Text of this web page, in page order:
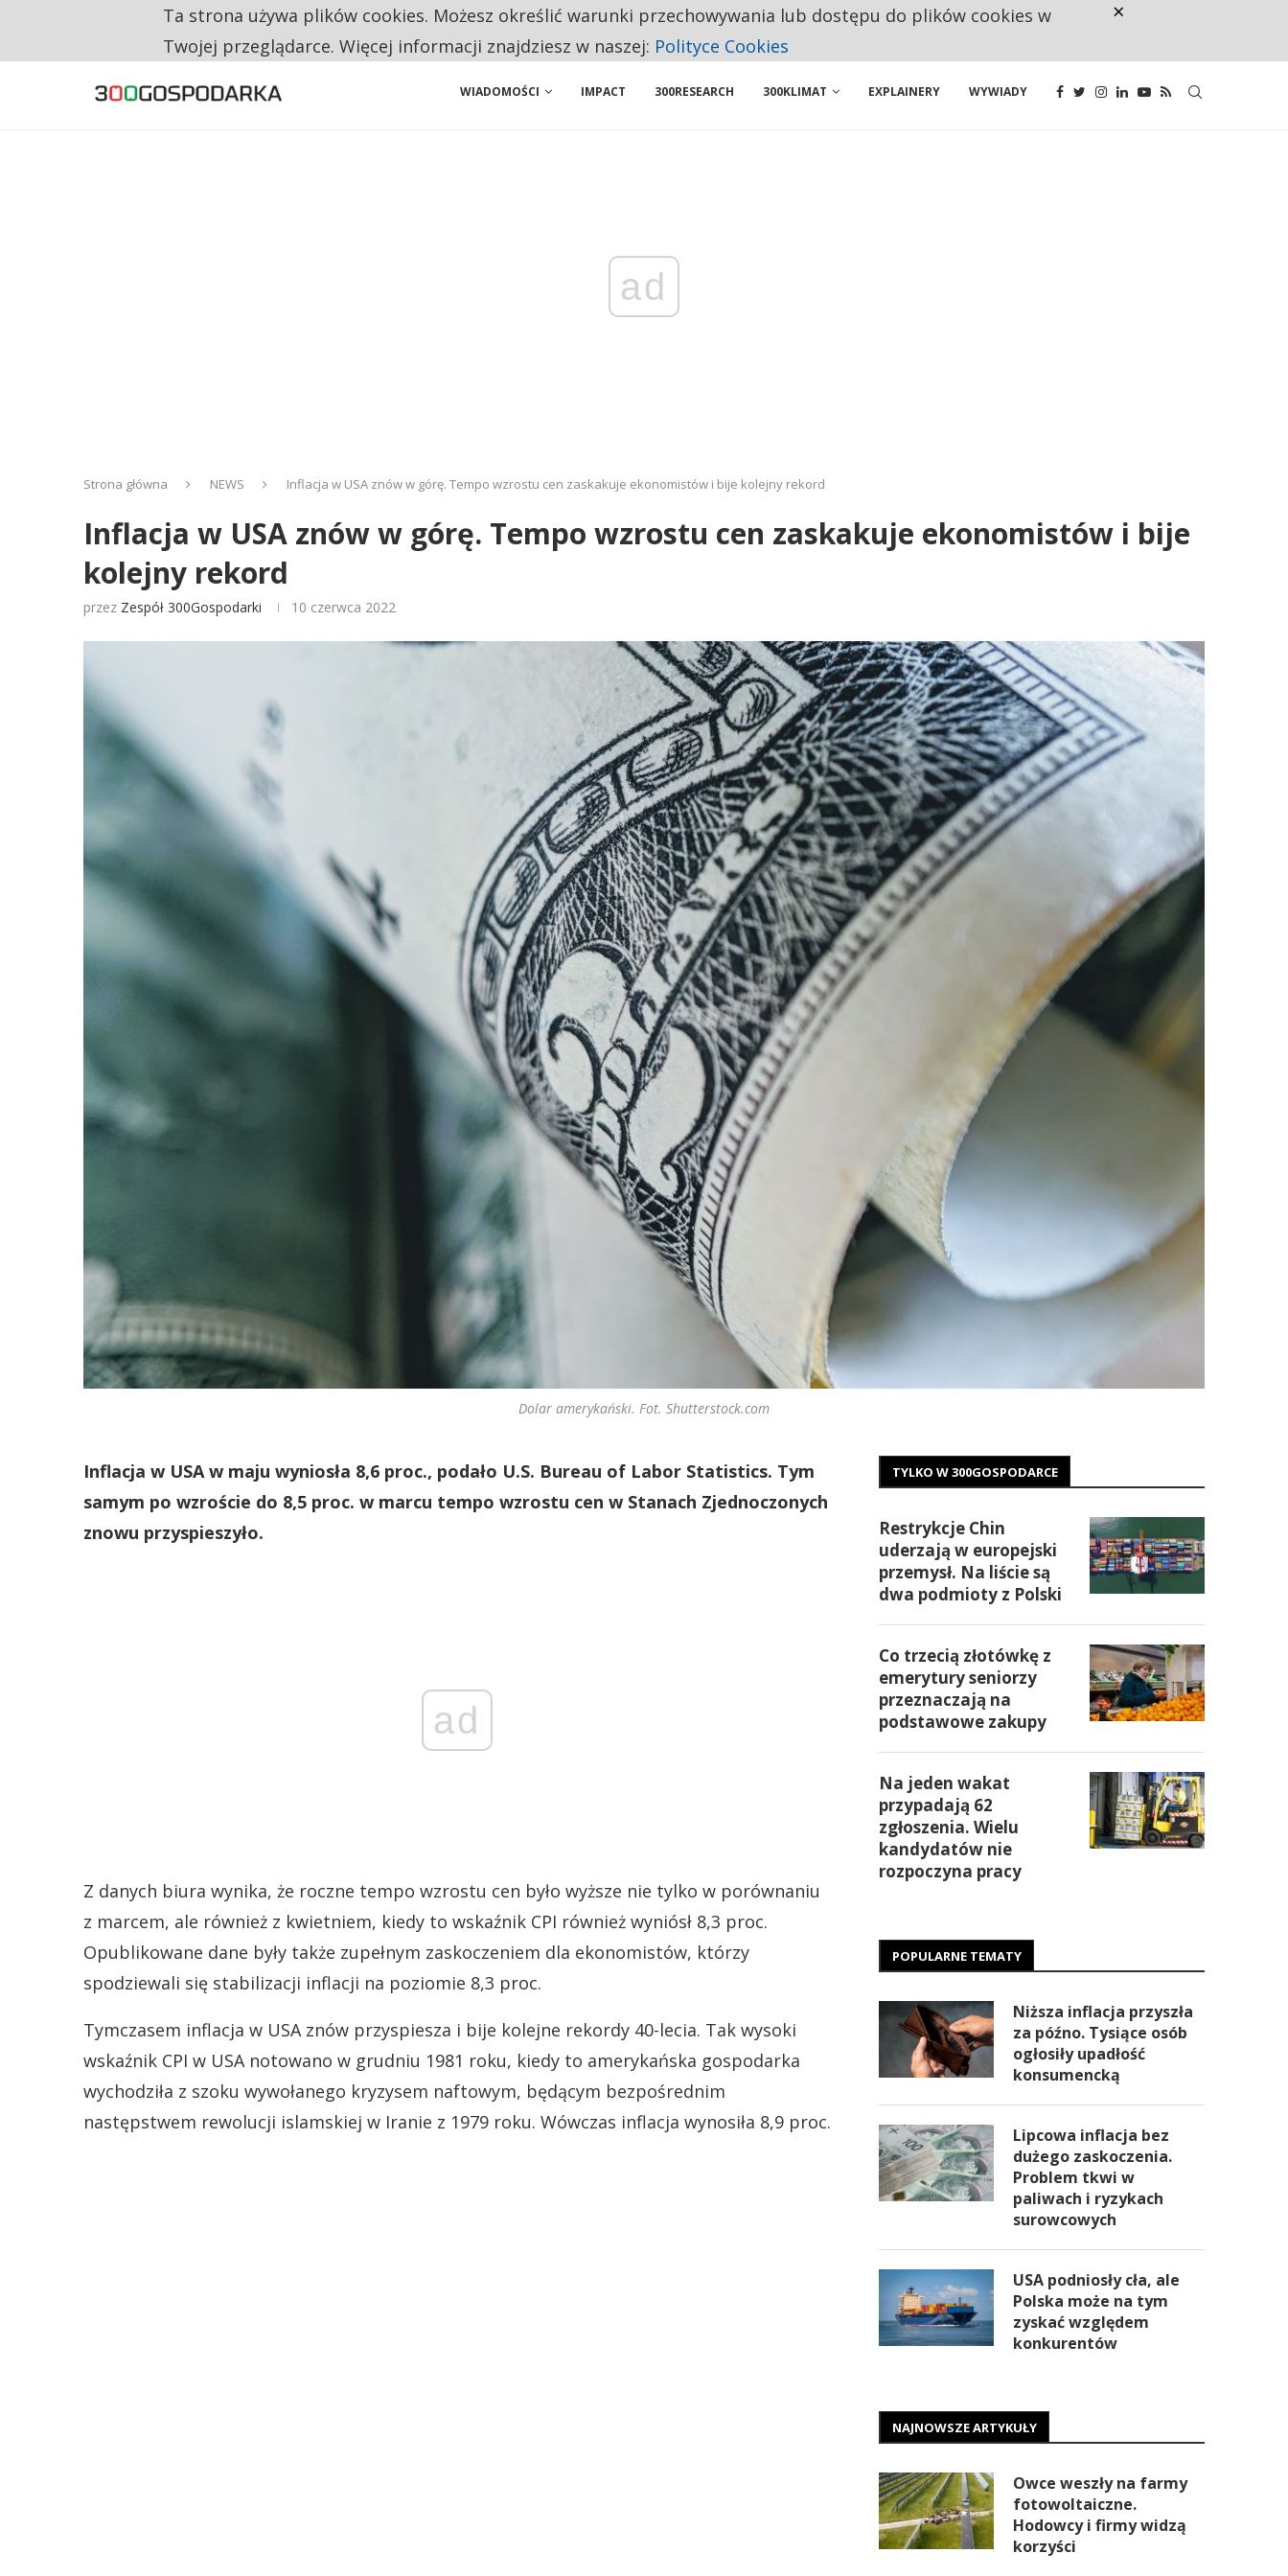
NA JEDEN WAKAT PRZYPADAJĄ 62 ZGŁOSZENIA. WIELU KANDYDATÓW NIE ROZPOCZYNA PRACY
WIADOMOŚCI IMPACT 300RESEARCH 300KLIMAT EXPLAINERY WYWIADY
ad
Strona główna NEWS Inflacja w USA znów w górę. Tempo wzrostu cen zaskakuje ekonomistów i bije kolejny rekord
Inflacja w USA znów w górę. Tempo wzrostu cen zaskakuje ekonomistów i bije
kolejny rekord
przez Zespół 300Gospodarki 10 czerwca 2022
Dolar amerykański. Fot. Shutterstock.com
Inflacja w USA w maju wyniosła 8,6 proc., podało U.S. Bureau of Labor Statistics. Tym
samym po wzroście do 8,5 proc. w marcu tempo wzrostu cen w Stanach Zjednoczonych
znowu przyspieszyło.
ad
Z danych biura wynika, że roczne tempo wzrostu cen było wyższe nie tylko w porównaniu
z marcem, ale również z kwietniem, kiedy to wskaźnik CPI również wyniósł 8,3 proc.
Opublikowane dane były także zupełnym zaskoczeniem dla ekonomistów, którzy
spodziewali się stabilizacji inflacji na poziomie 8,3 proc.
Tymczasem inflacja w USA znów przyspiesza i bije kolejne rekordy 40-lecia. Tak wysoki
wskaźnik CPI w USA notowano w grudniu 1981 roku, kiedy to amerykańska gospodarka
wychodziła z szoku wywołanego kryzysem naftowym, będącym bezpośrednim
następstwem rewolucji islamskiej w Iranie z 1979 roku. Wówczas inflacja wynosiła 8,9 proc.
TYLKO W 300GOSPODARCE
Restrykcje Chin
uderzają w europejski
przemysł. Na liście są
dwa podmioty z Polski
Co trzecią złotówkę z
emerytury seniorzy
przeznaczają na
podstawowe zakupy
Na jeden wakat
przypadają 62
zgłoszenia. Wielu
kandydatów nie
rozpoczyna pracy
POPULARNE TEMATY
Niższa inflacja przyszła
za późno. Tysiące osób
ogłosiły upadłość
konsumencką
Lipcowa inflacja bez
dużego zaskoczenia.
Problem tkwi w
paliwach i ryzykach
surowcowych
USA podniosły cła, ale
Polska może na tym
zyskać względem
konkurentów
NAJNOWSZE ARTYKUŁY
Owce weszły na farmy
fotowoltaiczne.
Hodowcy i firmy widzą
korzyści
Ta strona używa plików cookies. Możesz określić warunki przechowywania lub dostępu do plików cookies w
Twojej przeglądarce. Więcej informacji znajdziesz w naszej: Polityce Cookies
×